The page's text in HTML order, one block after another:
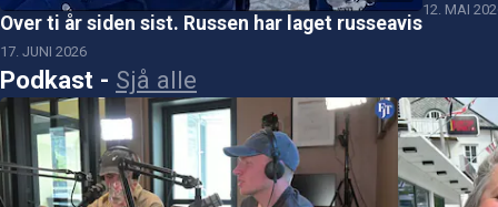
Over ti år siden sist. Russen har laget russeavis
17. JUNI 2026
12. MAI
Podkast - Sjå alle